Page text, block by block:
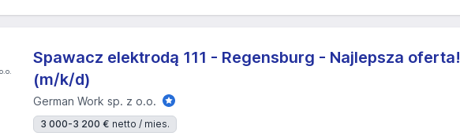
Spawacz elektrodą 111 - Regensburg - Najlepsza oferta!
(m/k/d)
German Work sp. z o.o.
3 000-3 200 € netto / mies.